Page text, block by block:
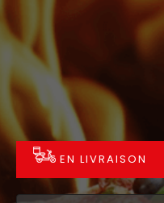
ACCUEIL
LA CARTE
VOTRE COMPTE
NOTRE RESTAURANT
EN LIVRAISON